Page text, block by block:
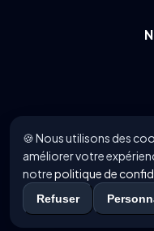
© 2021 - 2026
🍪 Nous utilisons des
améliorer votre
notrepolitique de
Refuser